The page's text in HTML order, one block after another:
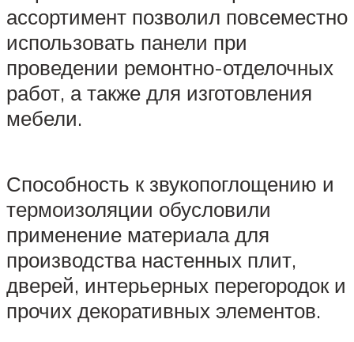
ассортимент позволил повсеместно
использовать панели при
проведении ремонтно-отделочных
работ, а также для изготовления
мебели.
Способность к звукопоглощению и
термоизоляции обусловили
применение материала для
производства настенных плит,
дверей, интерьерных перегородок и
прочих декоративных элементов.